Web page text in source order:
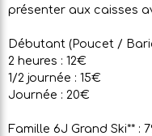
présenter aux caisses
Débutant (Poucet /
2 heures : 12€
1/2 journée : 15€
Journée : 20€
Famille 6J Grand Ski** :